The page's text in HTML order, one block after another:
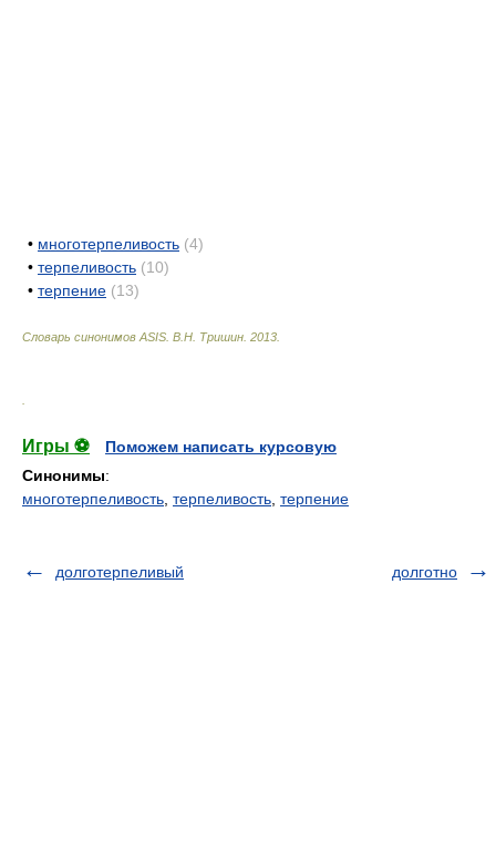
• многотерпеливость (4)
• терпеливость (10)
• терпение (13)
Словарь синонимов ASIS. В.Н. Тришин 2013
Игры ⚽
Поможем написать курсовую
Синонимы:
многотерпеливость терпеливость терпение
долготерпеливый долготно